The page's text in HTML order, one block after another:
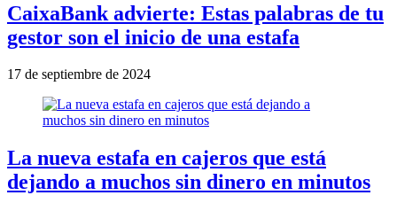
CaixaBank advierte: Estas palabras de tu
gestor son el inicio de una estafa
17 de septiembre de 2024
La nueva estafa en cajeros que está
dejando a muchos sin dinero en minutos